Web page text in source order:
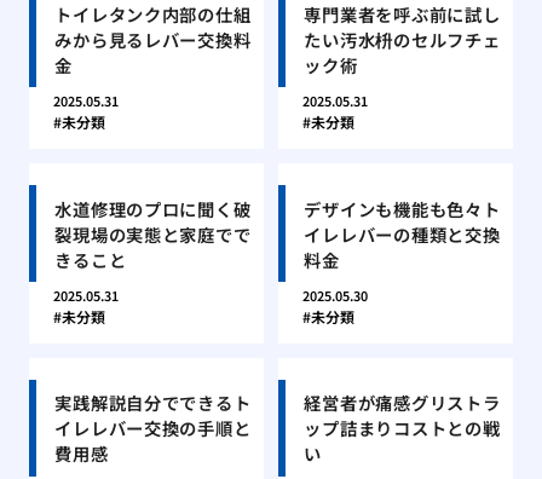
トイレタンク内部の仕組
みから見るレバー交換料
金
2025.05.31
未分類
専門業者を呼ぶ前に試し
たい汚水枡のセルフチェ
ック術
2025.05.31
未分類
水道修理のプロに聞く破
裂現場の実態と家庭でで
きること
2025.05.31
未分類
デザインも機能も色々ト
イレレバーの種類と交換
料金
2025.05.30
未分類
実践解説自分でできるト
イレレバー交換の手順と
費用感
経営者が痛感グリストラ
ップ詰まりコストとの戦
い